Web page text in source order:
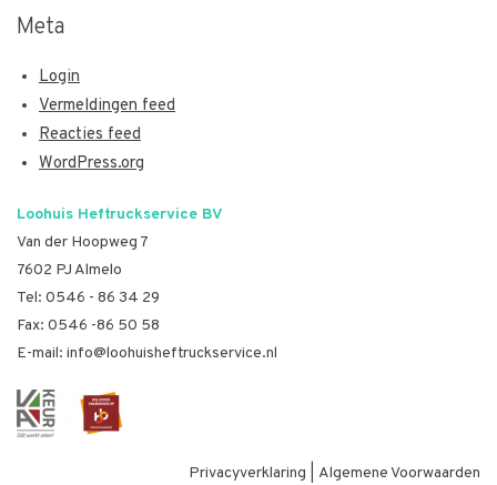
Meta
Login
Vermeldingen feed
Reacties feed
WordPress.org
Loohuis Heftruckservice BV
Van der Hoopweg 7
7602 PJ Almelo
Tel: 0546 - 86 34 29
Fax: 0546 -86 50 58
E-mail: info@loohuisheftruckservice.nl
Privacyverklaring Algemene Voorwaarden